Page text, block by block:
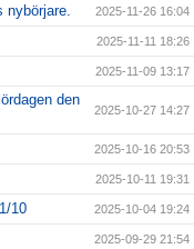
nybörjare. 2025-11-26 16:04
2025-11-11 18:26
2025-11-09 13:17
den
2025-10-27 14:27
2025-10-16 20:53
2025-10-11 19:31
10 2025-10-04 19:24
2025-09-29 21:54